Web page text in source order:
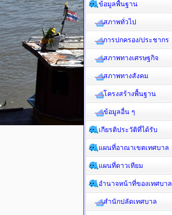
ข้อมูลพื้นฐาน
สภาพทั่วไป
การปกครอง/ประชากร
สภาพทางเศรษฐกิจ
สภาพทางสังคม
โครงสร้างพื้นฐาน
ข้อมูลอื่น ๆ
เกียรติประวัติที่ได้รับ
แผนที่อาณาเขตเทศบาล
แผนที่ดาวเทียม
อำนาจหน้าที่ของเทศบาล
สำนักปลัดเทศบาล